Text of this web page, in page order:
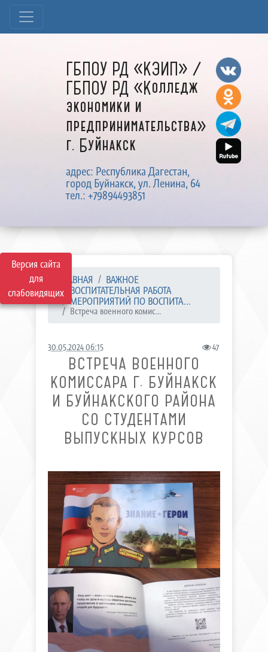
Версия сайта
для
слабовидящих
ГБПОУ РД «КЭИП» /
ГБПОУ РД «Колледж
экономики и
предпринимательства»
г. Буйнакск
адрес: Республика Дагестан,
город Буйнакск, ул. Ленина, 64
тел.: +79894493851
ГЛАВНАЯ
ВАЖНОЕ
ВОСПИТАТЕЛЬНАЯ РАБОТА
МЕРОПРИЯТИЙ ПО ВОСПИТА...
Встреча военного комис...
30.05.2024 06:15 47
ВСТРЕЧА ВОЕННОГО
КОМИССАРА Г. БУЙНАКСК
И БУЙНАКСКОГО РАЙОНА
СО СТУДЕНТАМИ
ВЫПУСКНЫХ КУРСОВ